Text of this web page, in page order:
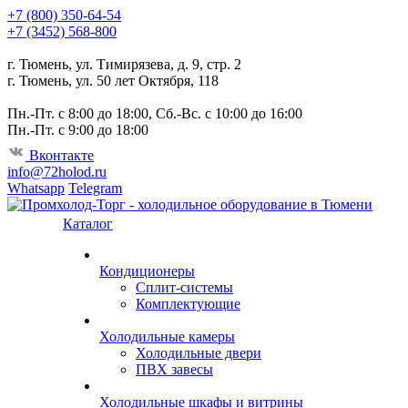
+7 (800) 350-64-54
+7 (3452) 568-800
г. Тюмень, ул. Тимирязева, д. 9, стр. 2
г. Тюмень, ул. 50 лет Октября, 118
Пн.-Пт. с 8:00 до 18:00, Сб.-Вс. с 10:00 до 16:00
Пн.-Пт. с 9:00 до 18:00
Вконтакте
info@72holod.ru
Whatsapp Telegram
Каталог
Кондиционеры
Сплит-системы
Комплектующие
Холодильные камеры
Холодильные двери
ПВХ завесы
Холодильные шкафы и витрины